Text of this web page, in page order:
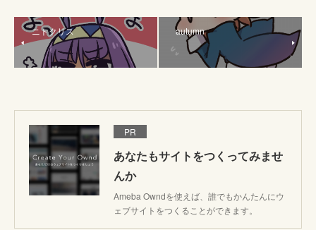
ニトクリス autumn
PR
あなたもサイトをつくってみませ
んか
Ameba Owndを使えば、誰でもかんたんにウ
ェブサイトをつくることができます。